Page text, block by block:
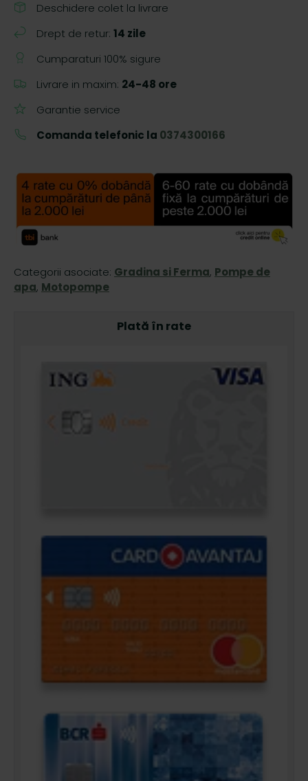
Deschidere colet la livrare
Drept de retur: 14 zile
Cumparaturi 100% sigure
Livrare in maxim: 24-48 ore
Garantie service
Comanda telefonic la 0374300166
Categorii asociate: Gradina si Ferma, Pompe de
apa, Motopompe
Plată în rate